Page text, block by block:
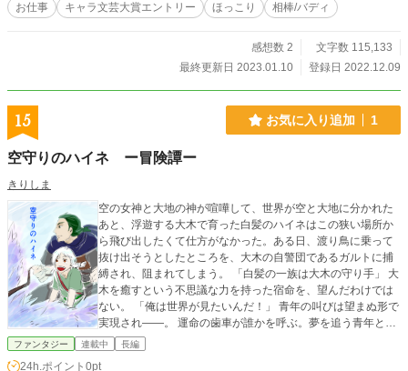
お仕事
キャラ文芸大賞エントリー ほっこり 相棒/バディ
感想数 2
文字数 115,133
最終更新日 2023.01.10
登録日 2022.12.09
15 お気に入り追加 1
空守りのハイネ ー冒険譚ー
きりしま
空の女神と大地の神が喧嘩して、世界が空と大地に分かれた
あと、浮遊する大木で育った白髪のハイネはこの狭い場所か
ら飛び出したくて仕方がなかった。ある日、渡り鳥に乗って
抜け出そうとしたところを、大木の自警団であるガルトに捕
縛され、阻まれてしまう。 「白髪の一族は大木の守り手」 大
木を癒すという不思議な力を持った宿命を、望んだわけでは
ない。 「俺は世界が見たいんだ！」 青年の叫びは望まぬ形で
実現され――。 運命の歯車が誰かを呼ぶ。夢を追う青年と、
彼を守る男、二人の真実を追い求める冒険が始まる。
ファンタジー 連載中 長編
24h.ポイント 0pt